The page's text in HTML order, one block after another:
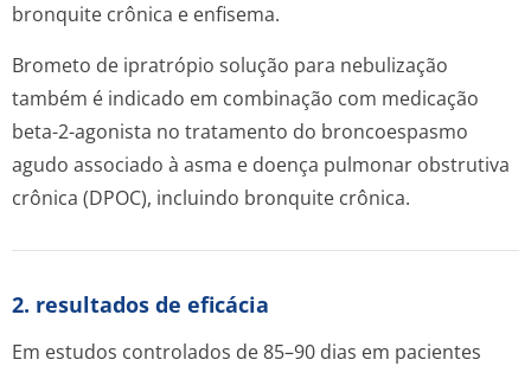
bronquite crônica e enfisema.
Brometo de ipratrópio solução para nebulização
também é indicado em combinação com medicação
beta-2-agonista no tratamento do broncoespasmo
agudo associado à asma e doença pulmonar obstrutiva
crônica (DPOC), incluindo bronquite crônica.
2. resultados de eficácia
Em estudos controlados de 85–90 dias em pacientes